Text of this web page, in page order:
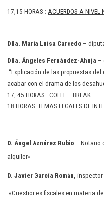
17,15 HORAS : ACUERDOS A NIVEL
Dña. María Luisa Carcedo –
Dña. Ángeles Fernández-Ahuja –
“Explicación de las propuestas
acabar con el drama de los
17, 45 HORAS: COFEE – BREAK
18 HORAS: TEMAS LEGALES DE
D. Ángel Aznárez Rubio – Notario
alquiler»
D. Javier García Román, inspector
«Cuestiones fiscales en materia